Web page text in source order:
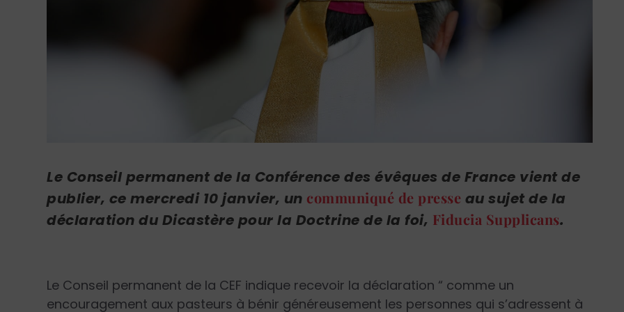
Le Conseil permanent de la Conférence des évêques de France vient de
publier, ce mercredi 10 janvier, un communiqué de presse au sujet de la
déclaration du Dicastère pour la Doctrine de la foi, Fiducia Supplicans.
Le Conseil permanent de la CEF indique recevoir la déclaration “ comme un
encouragement aux pasteurs à bénir généreusement les personnes qui s’adressent à